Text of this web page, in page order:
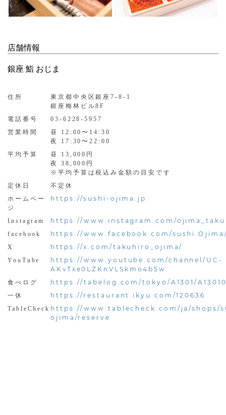
店舗情報
銀座 鮨 おじま
住所
東京都中央区銀座7-8-1
銀座梅林ビル8F
電話番号
03-6228-5957
営業時間
昼 12:00〜14:30
夜 17:30〜22:00
平均予算
昼 13,000円
夜 38,000円
※平均予算は税込み金額の目安です
定休日
不定休
ホームペー
ジ
https://sushi-ojima.jp
Instagram https://www.instagram.com/
facebook https://www.facebook.com/
X https://x.com/takuhiro_ojima/
YouTube
https://www.youtube.com/channel/UC-
AKvTxe0LZKnVLSkmo4b5w
食べログ https://tabelog.com/tokyo/A1301/
一休 https://restaurant.ikyu.com/120636
TableCheck https://www.tablecheck.com/ja/shops/
ojima/reserve